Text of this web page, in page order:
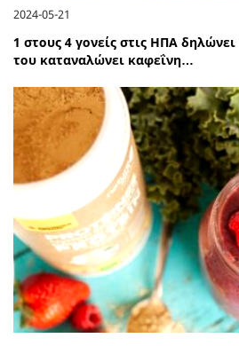
2024-05-21
1 στους 4 γονείς στις ΗΠΑ
του καταναλώνει καφεΐνη…